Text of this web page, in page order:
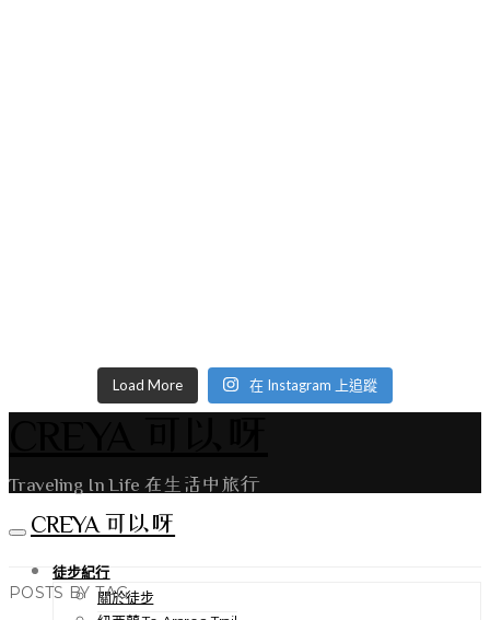
Load More 在 Instagram 上追蹤
Traveling In Life 在生活中旅行
CREYA 可以呀
徒步紀行
關於徒步
POSTS BY TAG